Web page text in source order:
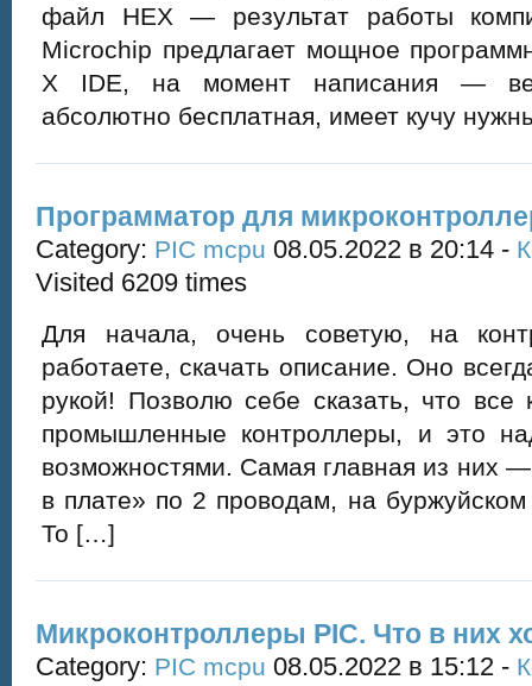
файл HEX — результат работы
Microchip предлагает мощное
X IDE, на момент написания —
абсолютно бесплатная, имеет кучу
Программатор для
Category: PIC mcpu 08.05.2022 в 20:14 -
Visited 6209 times
Для начала, очень советую, на
работаете, скачать описание. Оно
рукой! Позволю себе сказать, что
промышленные контроллеры, и это
возможностями. Самая главная из них
в плате» по 2 проводам, на
То […]
Микроконтроллеры PIC. Что в них
Category: PIC mcpu 08.05.2022 в 15:12 -